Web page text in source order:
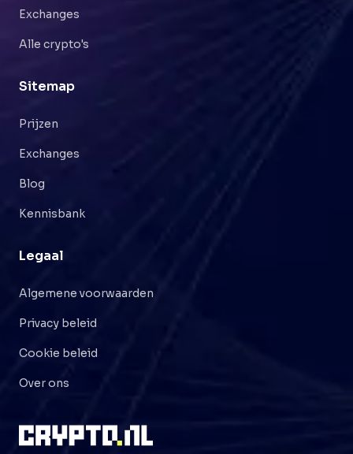
Exchanges
Alle crypto's
Sitemap
Prijzen
Exchanges
Blog
Kennisbank
Legaal
Algemene voorwaarden
Privacy beleid
Cookie beleid
Over ons